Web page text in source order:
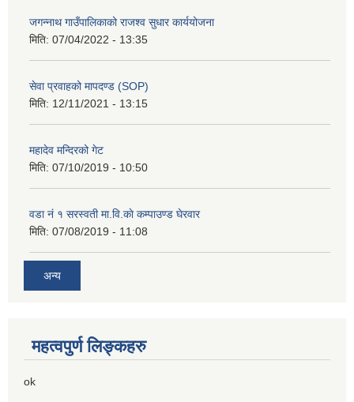
जगन्नाथ गाउँपालिकाको राजश्व सुधार कार्ययोजना
मिति: 07/04/2022 - 13:35
सेवा प्रवाहको मापदण्ड (SOP)
मिति: 12/11/2021 - 13:15
महादेव मन्दिरको गेट
मिति: 07/10/2019 - 10:50
वडा नं १ सरस्वती मा.वि.काे कम्पाउण्ड घेरवार
मिति: 07/08/2019 - 11:08
अन्य
महत्वपुर्ण लिङ्कहरु
ok